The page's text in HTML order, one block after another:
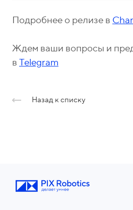
Подробнее о релизе в
Ждем ваши вопросы и
в Telegram
Назад к списку